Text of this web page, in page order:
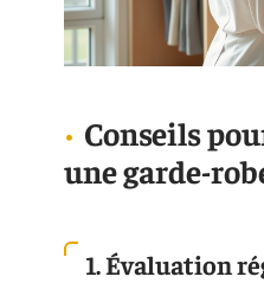
Conseils
une garde-
1. Évaluation